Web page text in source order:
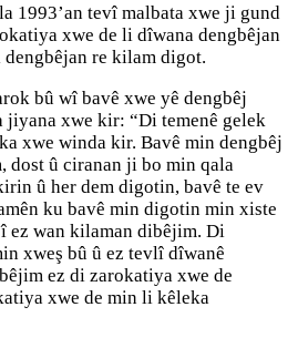
1993’an tevî malbata xwe ji gund
xwe de li dîwana dengbêjan
re kilam digot.
bû wî bavê xwe yê dengbêj
xwe kir: “Di temenê gelek
xwe winda kir. Bavê min dengbêj
dost û ciranan ji bo min qala
û her dem digotin, bavê te ev
ku bavê min digotin min xiste
ez wan kilaman dibêjim. Di
xweş bû û ez tevlî dîwanê
ez di zarokatiya xwe de
xwe de min li kêleka